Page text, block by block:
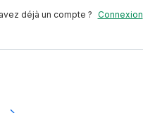
déjà un compte ? Connexion